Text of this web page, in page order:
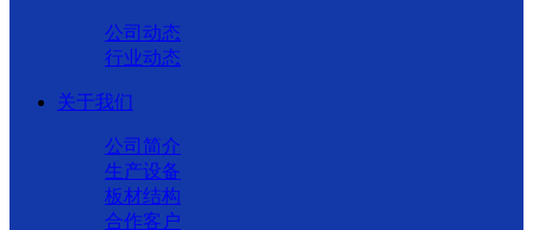
公司动态
行业动态
关于我们
公司简介
生产设备
板材结构
合作客户